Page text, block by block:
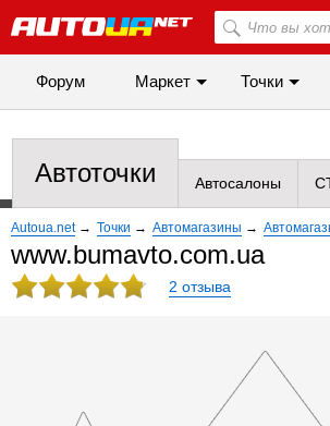
Форум Маркет Точки
Автоточки Автосалоны
Autoua.net → Точки → Автомагазины →
www.bumavto.com.ua
2 отзыва